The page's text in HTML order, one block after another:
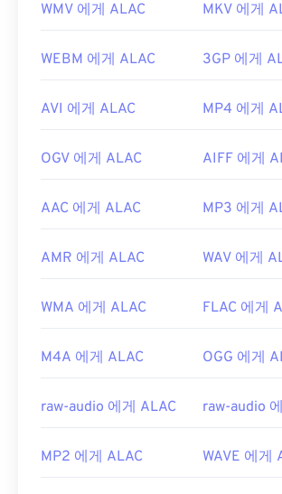
WMV 에게 ALAC MKV 에게
WEBM 에게 ALAC 3GP 에게
AVI 에게 ALAC MP4 에게
OGV 에게 ALAC AIFF 에게
AAC 에게 ALAC MP3 에게
AMR 에게 ALAC WAV 에게
WMA 에게 ALAC FLAC 에게
M4A 에게 ALAC OGG 에게
raw-audio 에게 ALAC raw-audio
MP2 에게 ALAC WAVE 에게